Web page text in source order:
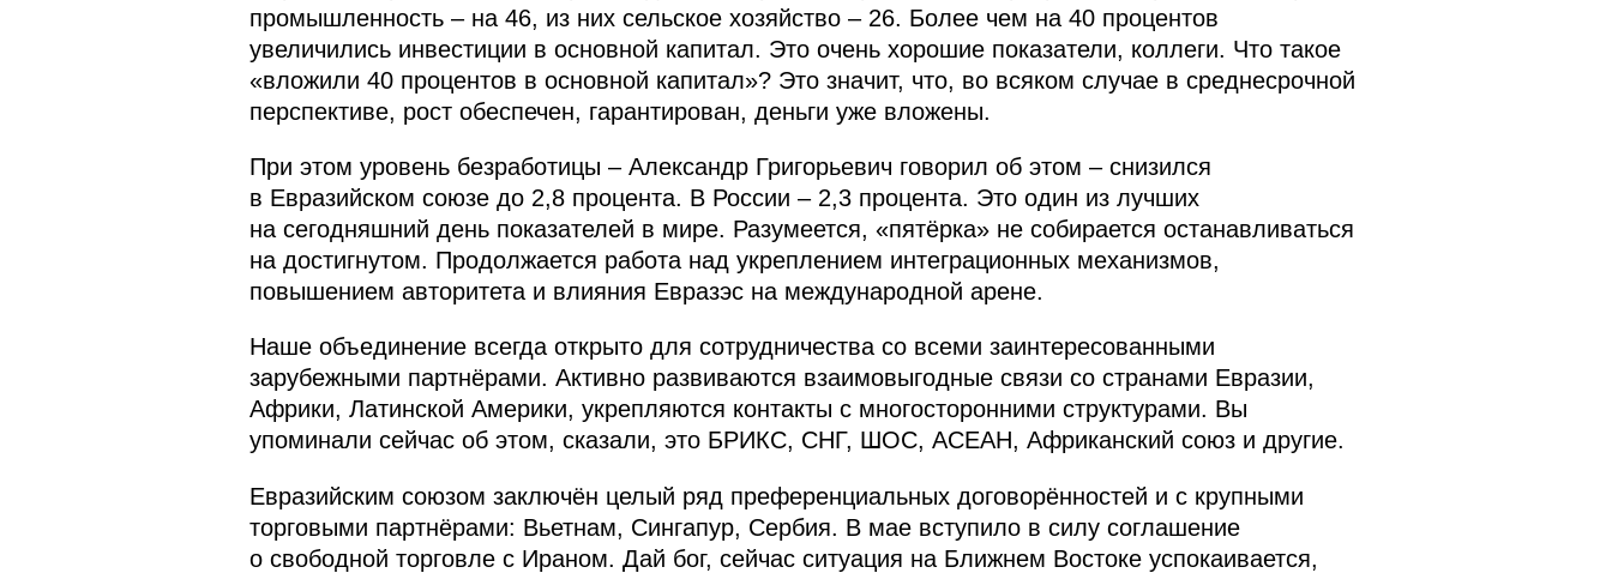
промышленность – на 46, из них сельское хозяйство – 26. Более чем на 40 процентов
увеличились инвестиции в основной капитал. Это очень хорошие показатели, коллеги. Что такое
«вложили 40 процентов в основной капитал»? Это значит, что, во всяком случае в среднесрочной
перспективе, рост обеспечен, гарантирован, деньги уже вложены.
При этом уровень безработицы – Александр Григорьевич говорил об этом – снизился
в Евразийском союзе до 2,8 процента. В России – 2,3 процента. Это один из лучших
на сегодняшний день показателей в мире. Разумеется, «пятёрка» не собирается останавливаться
на достигнутом. Продолжается работа над укреплением интеграционных механизмов,
повышением авторитета и влияния Евразэс на международной арене.
Наше объединение всегда открыто для сотрудничества со всеми заинтересованными
зарубежными партнёрами. Активно развиваются взаимовыгодные связи со странами Евразии,
Африки, Латинской Америки, укрепляются контакты с многосторонними структурами. Вы
упоминали сейчас об этом, сказали, это БРИКС, СНГ, ШОС, АСЕАН, Африканский союз и другие.
Евразийским союзом заключён целый ряд преференциальных договорённостей и с крупными
торговыми партнёрами: Вьетнам, Сингапур, Сербия. В мае вступило в силу соглашение
о свободной торговле с Ираном. Дай бог, сейчас ситуация на Ближнем Востоке успокаивается,